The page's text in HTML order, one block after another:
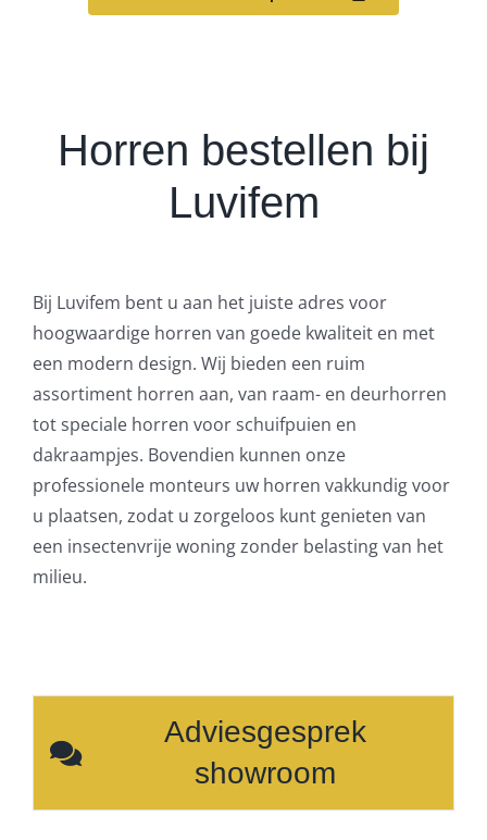
Horren bestellen bij
Luvifem
Bij Luvifem bent u aan het juiste adres voor
hoogwaardige horren van goede kwaliteit en met
een modern design. Wij bieden een ruim
assortiment horren aan, van raam- en deurhorren
tot speciale horren voor schuifpuien en
dakraampjes. Bovendien kunnen onze
professionele monteurs uw horren vakkundig voor
u plaatsen, zodat u zorgeloos kunt genieten van
een insectenvrije woning zonder belasting van het
milieu.
Adviesgesprek
showroom